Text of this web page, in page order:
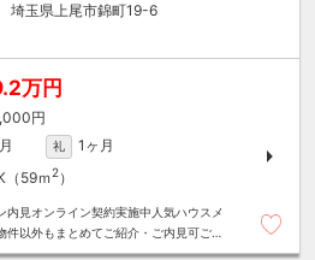
埼玉県上尾市錦町19-6
万円
円
礼
1ヶ月
（59ｍ 2）
内見オンライン契約実施中人気ハウスメ
以外もまとめてご紹介・ご内見可ご予